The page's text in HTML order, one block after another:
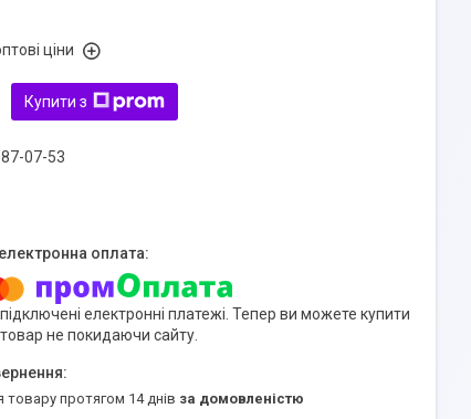
ціни
Купити з
07-53
електронні платежі. Тепер ви можете купити
не покидаючи сайту.
товару протягом 14 днів за домовленістю